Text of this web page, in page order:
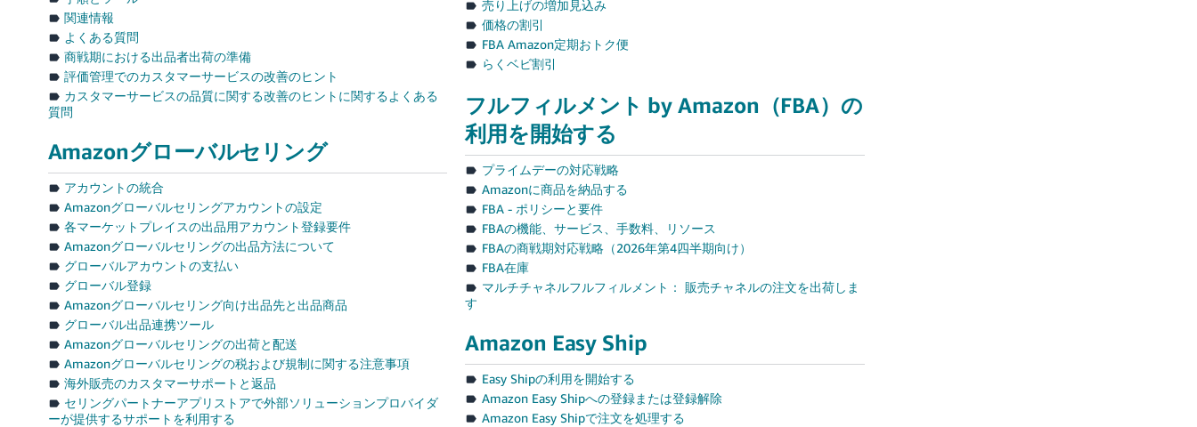
関連情報
よくある質問
商戦期における出品者出荷の準備
評価管理でのカスタマーサービスの改善のヒント
カスタマーサービスの品質に関する改善のヒントに関するよくある
質問
Amazonグローバルセリング
アカウントの統合
Amazonグローバルセリングアカウントの設定
各マーケットプレイスの出品用アカウント登録要件
Amazonグローバルセリングの出品方法について
グローバルアカウントの支払い
グローバル登録
Amazonグローバルセリング向け出品先と出品商品
グローバル出品連携ツール
Amazonグローバルセリングの出荷と配送
Amazonグローバルセリングの税および規制に関する注意事項
海外販売のカスタマーサポートと返品
セリングパートナーアプリストアで外部ソリューションプロバイダ
ーが提供するサポートを利用する
売り上げの増加見込み
価格の割引
FBA Amazon定期おトク便
らくベビ割引
フルフィルメント by Amazon（FBA）の
利用を開始する
プライムデーの対応戦略
Amazonに商品を納品する
FBA - ポリシーと要件
FBAの機能、サービス、手数料、リソース
FBAの商戦期対応戦略（2026年第4四半期向け）
FBA在庫
マルチチャネルフルフィルメント： 販売チャネルの注文を出荷しま
す
Amazon Easy Ship
Easy Shipの利用を開始する
Amazon Easy Shipへの登録または登録解除
Amazon Easy Shipで注文を処理する